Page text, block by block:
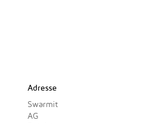
Adresse
Swarmit
AG